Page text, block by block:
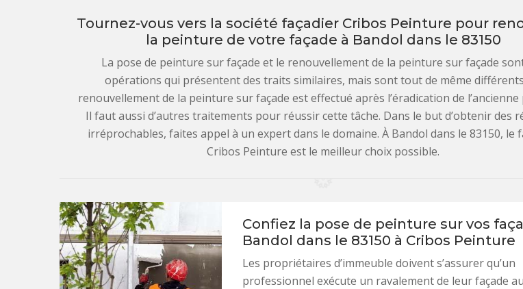
Tournez-vous vers la société façadier Cribos Peinture pour
la peinture de votre façade à Bandol dans le 83150
La pose de peinture sur façade et le renouvellement de la peinture sur façade
opérations qui présentent des traits similaires, mais sont tout de même
renouvellement de la peinture sur façade est effectué après l’éradication de
Il faut aussi d’autres traitements pour réussir cette tâche. Dans le but d’obtenir des
irréprochables, faites appel à un expert dans le domaine. À Bandol dans le 83150, le
Cribos Peinture est le meilleur choix possible.
Confiez la pose de peinture sur vos
Bandol dans le 83150 à Cribos Peinture
Les propriétaires d’immeuble doivent s’assurer qu’un
professionnel exécute un ravalement de leur façade